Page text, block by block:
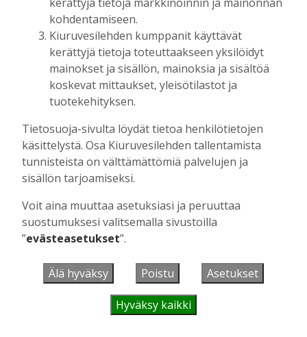
kaikille avoin kävelytapahtuma
Tilaajille
Aku Laatikainen 4.8.2026 09:14
KiuPan 11-vuotiaille pojille kultaa Kuopio
Cupista ylivoimaisen esityksen jälkeen
Tilaajille
Salla Tompuri juoksi tuplakultaan – Silja
Auvinen ja Enni Pennanen heittivät
keihään joukkuemestareiksi
Aku Laatikainen 3.8.2026 09:19
Kiuruveden Urheilijat vahvalla
yleisurheilun SM-kisoihin
Tilaajille
Aku Laatikainen 28.7.2026
kohdentamiseen.
Kiuruvesilehden kumppanit käyttävät
kerättyjä tietoja toteuttaakseen yksilöidyt
mainokset ja sisällön, mainoksia ja sisältöä
koskevat mittaukset, yleisötilastot ja
tuotekehityksen.
Tietosuoja-sivulta löydät tietoa henkilötietojen
käsittelystä. Osa Kiuruvesilehden tallentamista
tunnisteista on välttämättömiä palvelujen ja
sisällön tarjoamiseksi.
Voit aina muuttaa asetuksiasi ja peruuttaa
suostumuksesi valitsemalla sivustoilla
”evästeasetukset”.
Älä hyväksy Poistu Asetukset
Hyväksy kaikki